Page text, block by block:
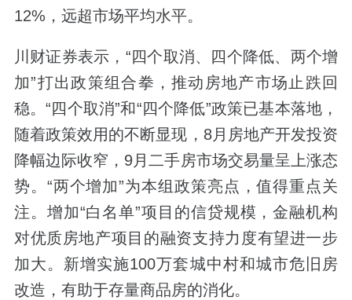
12%，远超市场平均水平。
川财证券表示，“四个取消、四个降低、两个增
加”打出政策组合拳，推动房地产市场止跌回
稳。“四个取消”和“四个降低”政策已基本落地，
随着政策效用的不断显现，8月房地产开发投资
降幅边际收窄，9月二手房市场交易量呈上涨态
势。“两个增加”为本组政策亮点，值得重点关
注。增加“白名单”项目的信贷规模，金融机构
对优质房地产项目的融资支持力度有望进一步
加大。新增实施100万套城中村和城市危旧房
改造，有助于存量商品房的消化。